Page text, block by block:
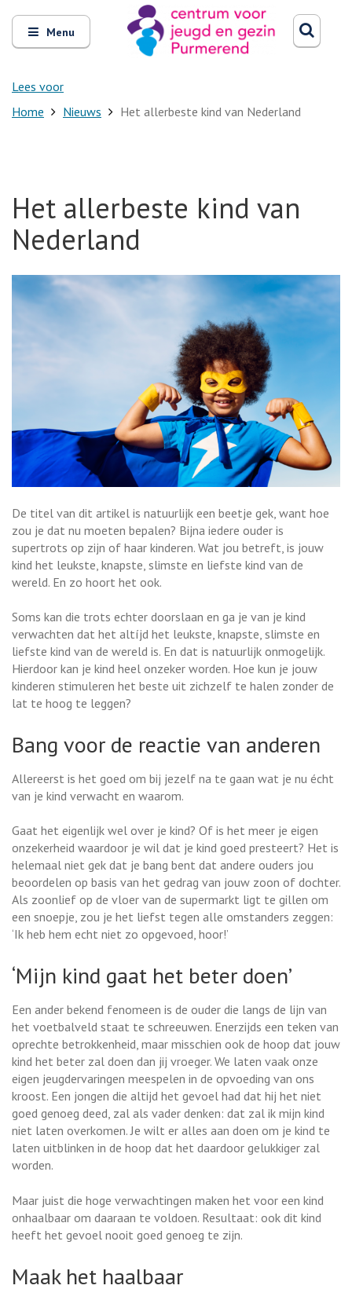
Open
en
sluit
Menu
Lees voor
Zoeken
Home Nieuws Het allerbeste kind van Nederland
Het allerbeste kind van
Nederland
De titel van dit artikel is natuurlijk een beetje gek, want hoe
zou je dat nu moeten bepalen? Bijna iedere ouder is
supertrots op zijn of haar kinderen. Wat jou betreft, is jouw
kind het leukste, knapste, slimste en liefste kind van de
wereld. En zo hoort het ook.
Soms kan die trots echter doorslaan en ga je van je kind
verwachten dat het altíjd het leukste, knapste, slimste en
liefste kind van de wereld is. En dat is natuurlijk onmogelijk.
Hierdoor kan je kind heel onzeker worden. Hoe kun je jouw
kinderen stimuleren het beste uit zichzelf te halen zonder de
lat te hoog te leggen?
Bang voor de reactie van anderen
Allereerst is het goed om bij jezelf na te gaan wat je nu écht
van je kind verwacht en waarom.
Gaat het eigenlijk wel over je kind? Of is het meer je eigen
onzekerheid waardoor je wil dat je kind goed presteert? Het is
helemaal niet gek dat je bang bent dat andere ouders jou
beoordelen op basis van het gedrag van jouw zoon of dochter.
Als zoonlief op de vloer van de supermarkt ligt te gillen om
een snoepje, zou je het liefst tegen alle omstanders zeggen:
‘Ik heb hem echt niet zo opgevoed, hoor!’
‘Mijn kind gaat het beter doen’
Een ander bekend fenomeen is de ouder die langs de lijn van
het voetbalveld staat te schreeuwen. Enerzijds een teken van
oprechte betrokkenheid, maar misschien ook de hoop dat jouw
kind het beter zal doen dan jij vroeger. We laten vaak onze
eigen jeugdervaringen meespelen in de opvoeding van ons
kroost. Een jongen die altijd het gevoel had dat hij het niet
goed genoeg deed, zal als vader denken: dat zal ik mijn kind
niet laten overkomen. Je wilt er alles aan doen om je kind te
laten uitblinken in de hoop dat het daardoor gelukkiger zal
worden.
Maar juist die hoge verwachtingen maken het voor een kind
onhaalbaar om daaraan te voldoen. Resultaat: ook dit kind
heeft het gevoel nooit goed genoeg te zijn.
Maak het haalbaar